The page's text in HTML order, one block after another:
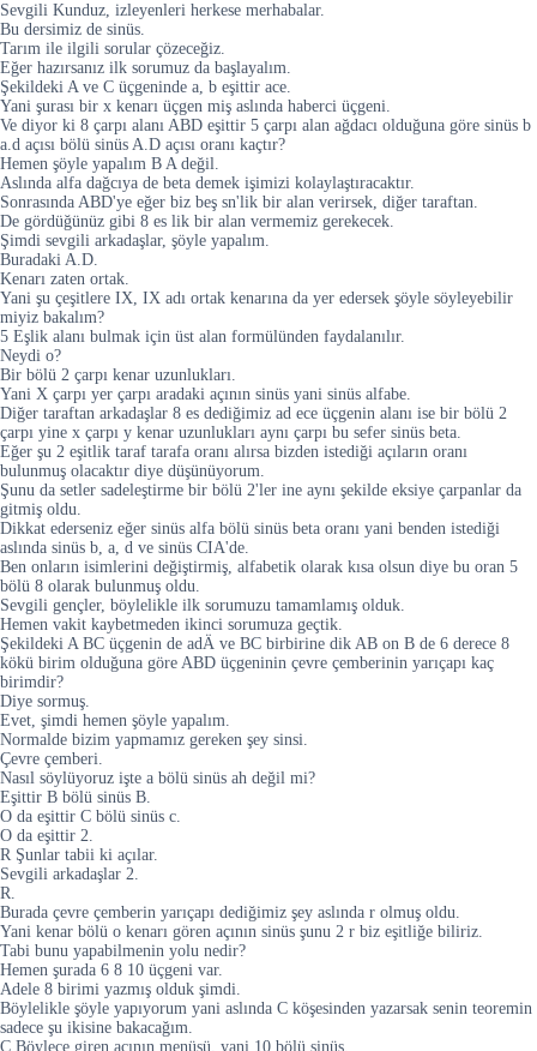
Sevgili Kunduz, izleyenleri herkese merhabalar.
Bu dersimiz de sinüs.
Tarım ile ilgili sorular çözeceğiz.
Eğer hazırsanız ilk sorumuz da başlayalım.
Şekildeki A ve C üçgeninde a, b eşittir ace.
Yani şurası bir x kenarı üçgen miş aslında haberci üçgeni.
Ve diyor ki 8 çarpı alanı ABD eşittir 5 çarpı alan ağdacı olduğuna göre sinüs b
a.d açısı bölü sinüs A.D açısı oranı kaçtır?
Hemen şöyle yapalım B A değil.
Aslında alfa dağcıya de beta demek işimizi kolaylaştıracaktır.
Sonrasında ABD'ye eğer biz beş sn'lik bir alan verirsek, diğer taraftan.
De gördüğünüz gibi 8 es lik bir alan vermemiz gerekecek.
Şimdi sevgili arkadaşlar, şöyle yapalım.
Buradaki A.D.
Kenarı zaten ortak.
Yani şu çeşitlere IX, IX adı ortak kenarına da yer edersek şöyle söyleyebilir
miyiz bakalım?
5 Eşlik alanı bulmak için üst alan formülünden faydalanılır.
Neydi o?
Bir bölü 2 çarpı kenar uzunlukları.
Yani X çarpı yer çarpı aradaki açının sinüs yani sinüs alfabe.
Diğer taraftan arkadaşlar 8 es dediğimiz ad ece üçgenin alanı ise bir bölü 2
çarpı yine x çarpı y kenar uzunlukları aynı çarpı bu sefer sinüs beta.
Eğer şu 2 eşitlik taraf tarafa oranı alırsa bizden istediği açıların oranı
bulunmuş olacaktır diye düşünüyorum.
Şunu da setler sadeleştirme bir bölü 2'ler ine aynı şekilde eksiye çarpanlar da
gitmiş oldu.
Dikkat ederseniz eğer sinüs alfa bölü sinüs beta oranı yani benden istediği
aslında sinüs b, a, d ve sinüs CIA'de.
Ben onların isimlerini değiştirmiş, alfabetik olarak kısa olsun diye bu oran 5
bölü 8 olarak bulunmuş oldu.
Sevgili gençler, böylelikle ilk sorumuzu tamamlamış olduk.
Hemen vakit kaybetmeden ikinci sorumuza geçtik.
Şekildeki A BC üçgenin de adÄ ve BC birbirine dik AB on B de 6 derece 8
kökü birim olduğuna göre ABD üçgeninin çevre çemberinin yarıçapı kaç
birimdir?
Diye sormuş.
Evet, şimdi hemen şöyle yapalım.
Normalde bizim yapmamız gereken şey sinsi.
Çevre çemberi.
Nasıl söylüyoruz işte a bölü sinüs ah değil mi?
Eşittir B bölü sinüs B.
O da eşittir C bölü sinüs c.
O da eşittir 2.
R Şunlar tabii ki açılar.
Sevgili arkadaşlar 2.
R.
Burada çevre çemberin yarıçapı dediğimiz şey aslında r olmuş oldu.
Yani kenar bölü o kenarı gören açının sinüs şunu 2 r biz eşitliğe biliriz.
Tabi bunu yapabilmenin yolu nedir?
Hemen şurada 6 8 10 üçgeni var.
Adele 8 birimi yazmış olduk şimdi.
Böylelikle şöyle yapıyorum yani aslında C köşesinden yazarsak senin teoremin
sadece şu ikisine bakacağım.
C Böylece giren açının menüsü, yani 10 bölü sinüs.